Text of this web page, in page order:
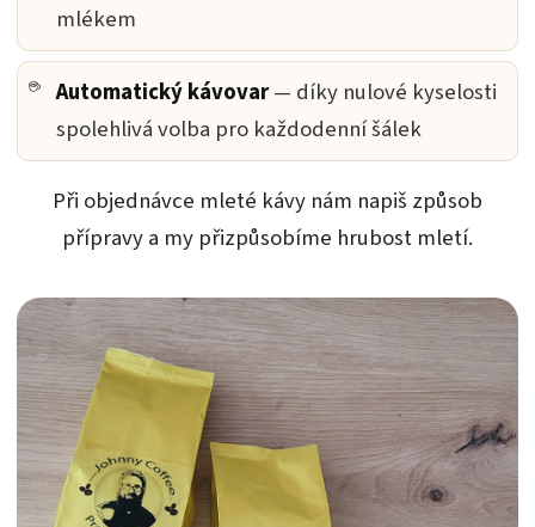
mlékem
Automatický kávovar— díky nulové kyselosti
spolehlivá volba pro každodenní šálek
Při objednávce mleté kávy nám napiš způsob
přípravy a my přizpůsobíme hrubost mletí.